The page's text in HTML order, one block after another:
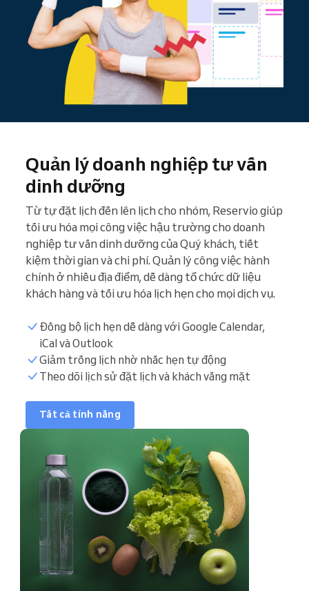
Khung giờ đặt lịch
Quản lý doanh nghiệp tư vấn
dinh dưỡng
Từ tự đặt lịch đến lên lịch cho nhóm, Reservio giúp
tối ưu hóa mọi công việc hậu trường cho doanh
nghiệp tư vấn dinh dưỡng của Quý khách, tiết
kiệm thời gian và chi phí. Quản lý công việc hành
chính ở nhiều địa điểm, dễ dàng tổ chức dữ liệu
khách hàng và tối ưu hóa lịch hẹn cho mọi dịch vụ.
Đồng bộ lịch hẹn dễ dàng với Google Calendar,
iCal và Outlook
Giảm trống lịch nhờ nhắc hẹn tự động
Theo dõi lịch sử đặt lịch và khách vắng mặt
Tất cả tính năng